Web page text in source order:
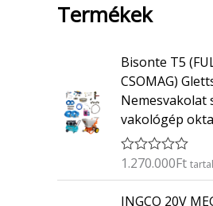
Termékek
Bisonte T5
CSOMAG)
Nemesvakolat
vakológép
É
é
1.270.000Ft
INGCO 20V